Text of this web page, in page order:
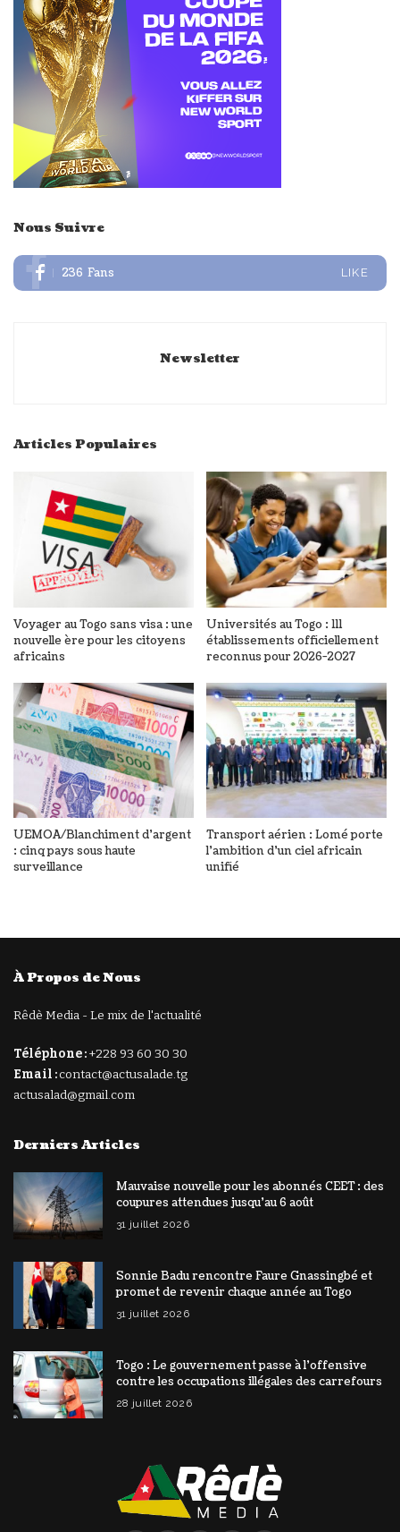
Nous Suivre
236 Fans LIKE
Newsletter
Articles Populaires
Voyager au Togo sans visa : une
nouvelle ère pour les citoyens
africains
Universités au Togo : 111
établissements officiellement
reconnus pour 2026-2027
UEMOA/Blanchiment d’argent
: cinq pays sous haute
surveillance
Transport aérien : Lomé porte
l’ambition d’un ciel africain
unifié
À Propos de Nous
Rêdè Media - Le mix de l'actualité
Téléphone :+228 93 60 30 30
Email :contact@actusalade.tg
actusalad@gmail.com
Derniers Articles
Mauvaise nouvelle pour les abonnés CEET : des
coupures attendues jusqu’au 6 août
31 juillet 2026
Sonnie Badu rencontre Faure Gnassingbé et
promet de revenir chaque année au Togo
31 juillet 2026
Togo : Le gouvernement passe à l’offensive
contre les occupations illégales des carrefours
28 juillet 2026